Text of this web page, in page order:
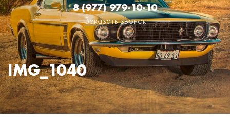
8 (977) 979-10-10
Заказать звонок
IMG_1040